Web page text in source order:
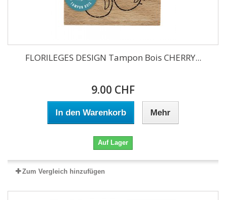
FLORILEGES DESIGN Tampon Bois CHERRY...
9.00 CHF
In den Warenkorb Mehr
Auf Lager
Zum Vergleich hinzufügen